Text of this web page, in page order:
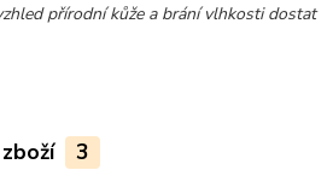
přírodní kůže a brání vlhkosti dostat
3